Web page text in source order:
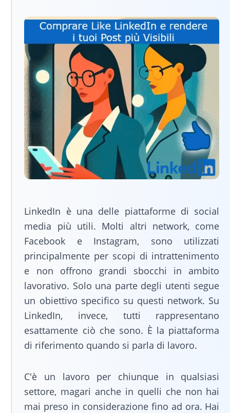
LinkedIn è una delle piattaforme di social
media più utili. Molti altri network, come
Facebook e Instagram, sono utilizzati
principalmente per scopi di intrattenimento
e non offrono grandi sbocchi in ambito
lavorativo. Solo una parte degli utenti segue
un obiettivo specifico su questi network. Su
LinkedIn, invece, tutti rappresentano
esattamente ciò che sono. È la piattaforma
di riferimento quando si parla di lavoro.
C'è un lavoro per chiunque in qualsiasi
settore, magari anche in quelli che non hai
mai preso in considerazione fino ad ora. Hai